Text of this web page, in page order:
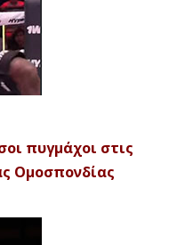
πυγμάχοι στις
Ομοσπονδίας